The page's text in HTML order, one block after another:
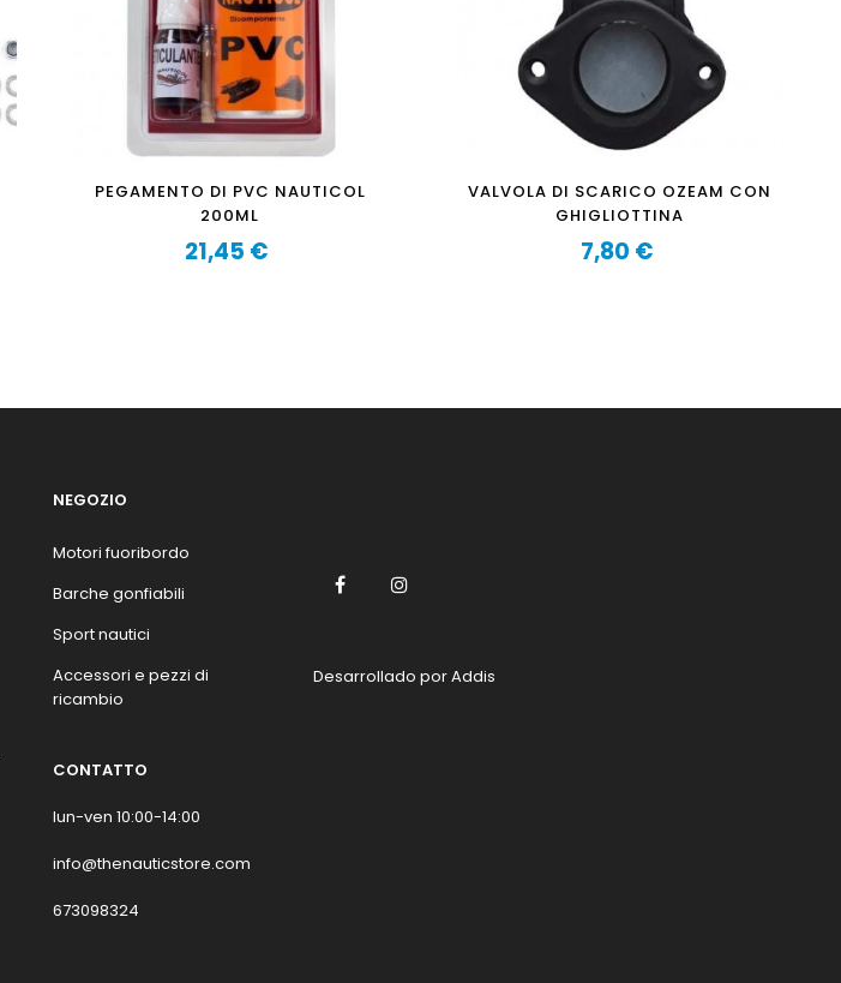
PEGAMENTO DI PVC NAUTICOL
200ML
Prezzo
21,45 €
VALVOLA DI SCARICO OZEAM CON
GHIGLIOTTINA
Prezzo
7,80 €
NEGOZIO
Motori fuoribordo
Barche gonfiabili
Sport nautici
Accessori e pezzi di
ricambio
CONTATTO
lun-ven 10:00-14:00
info@thenauticstore.com
673098324
Facebook
Desarrollado porAddis